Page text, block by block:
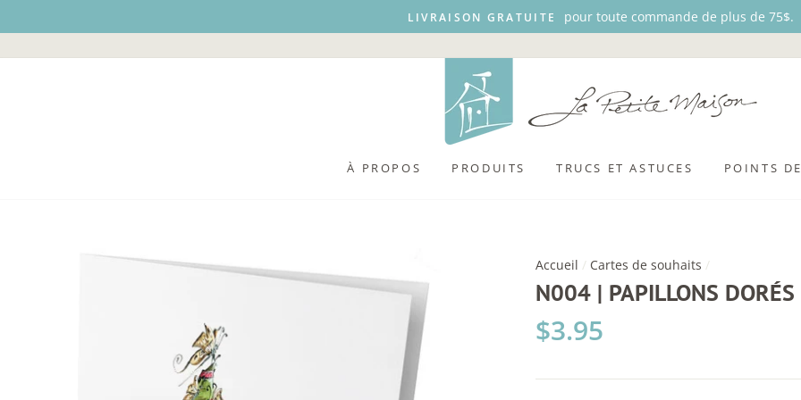
LIVRAISON GRATUITE
pour toute commande de plus de 75$.
À PROPOS PRODUITS TRUCS ET ASTUCES POINTS
Accueil / Cartes de souhaits /
N004 | PAPILLONS DORÉS
Prix
régulier
$3.95